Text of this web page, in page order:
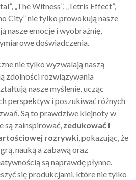
„The Witness”, „Tetris Effect”,
City” nie tylko prowokują nasze
nasze emocje i wyobraźnię,
doświadczenia.
nie tylko wyzwalają naszą
zdolności rozwiązywania
nasze myślenie, ucząc
perspektyw i poszukiwać różnych
Są to prawdziwe klejnoty w
są zainspirować, zedukować i
rozrywki , pokazując, że
nauką a zabawą oraz
są naprawdę płynne.
się produkcjami, które nie tylko